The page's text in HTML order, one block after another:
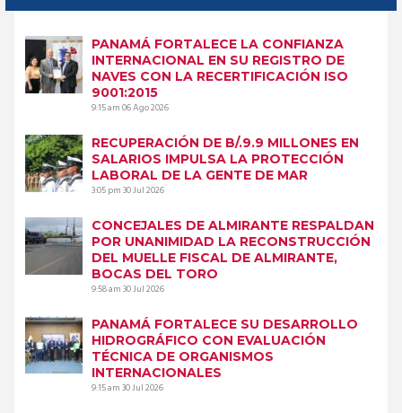
PANAMÁ FORTALECE LA CONFIANZA
INTERNACIONAL EN SU REGISTRO DE
NAVES CON LA RECERTIFICACIÓN ISO
9001:2015
9:15 am06 Ago 2026
RECUPERACIÓN DE B/.9.9 MILLONES EN
SALARIOS IMPULSA LA PROTECCIÓN
LABORAL DE LA GENTE DE MAR
3:05 pm30 Jul 2026
CONCEJALES DE ALMIRANTE RESPALDAN
POR UNANIMIDAD LA RECONSTRUCCIÓN
DEL MUELLE FISCAL DE ALMIRANTE,
BOCAS DEL TORO
9:58 am30 Jul 2026
PANAMÁ FORTALECE SU DESARROLLO
HIDROGRÁFICO CON EVALUACIÓN
TÉCNICA DE ORGANISMOS
INTERNACIONALES
9:15 am30 Jul 2026